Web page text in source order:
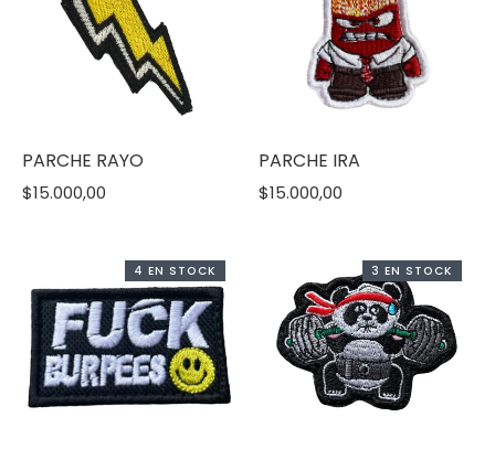
PARCHE RAYO
$15.000,00
PARCHE IRA
$15.000,00
4 EN STOCK 3 EN STOCK